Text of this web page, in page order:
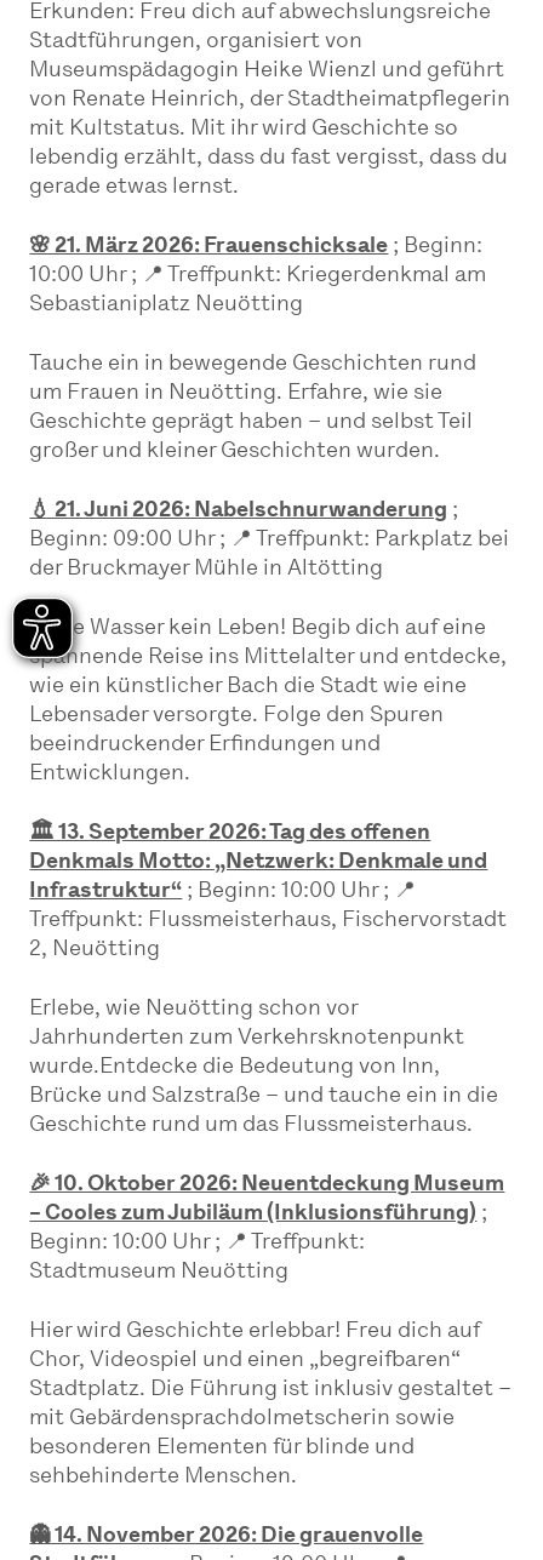
Erkunden: Freu dich auf abwechslungsreiche
Stadtführungen, organisiert von
Museumspädagogin Heike Wienzl und geführt
von Renate Heinrich, der Stadtheimatpflegerin
mit Kultstatus. Mit ihr wird Geschichte so
lebendig erzählt, dass du fast vergisst, dass du
gerade etwas lernst.
🌸 21. März 2026: Frauenschicksale ; Beginn:
10:00 Uhr ; 📍 Treffpunkt: Kriegerdenkmal am
Sebastianiplatz Neuötting
Tauche ein in bewegende Geschichten rund
um Frauen in Neuötting. Erfahre, wie sie
Geschichte geprägt haben – und selbst Teil
großer und kleiner Geschichten wurden.
💧 21. Juni 2026: Nabelschnurwanderung ;
Beginn: 09:00 Uhr ; 📍 Treffpunkt: Parkplatz bei
der Bruckmayer Mühle in Altötting
Ohne Wasser kein Leben! Begib dich auf eine
spannende Reise ins Mittelalter und entdecke,
wie ein künstlicher Bach die Stadt wie eine
Lebensader versorgte. Folge den Spuren
beeindruckender Erfindungen und
Entwicklungen.
🏛️ 13. September 2026: Tag des offenen
Denkmals Motto: „Netzwerk: Denkmale und
Infrastruktur“ ; Beginn: 10:00 Uhr ; 📍
Treffpunkt: Flussmeisterhaus, Fischervorstadt
2, Neuötting
Erlebe, wie Neuötting schon vor
Jahrhunderten zum Verkehrsknotenpunkt
wurde.Entdecke die Bedeutung von Inn,
Brücke und Salzstraße – und tauche ein in die
Geschichte rund um das Flussmeisterhaus.
🎉 10. Oktober 2026: Neuentdeckung Museum
– Cooles zum Jubiläum (Inklusionsführung) ;
Beginn: 10:00 Uhr ; 📍 Treffpunkt:
Stadtmuseum Neuötting
Hier wird Geschichte erlebbar! Freu dich auf
Chor, Videospiel und einen „begreifbaren“
Stadtplatz. Die Führung ist inklusiv gestaltet –
mit Gebärdensprachdolmetscherin sowie
besonderen Elementen für blinde und
sehbehinderte Menschen.
👻 14. November 2026: Die grauenvolle